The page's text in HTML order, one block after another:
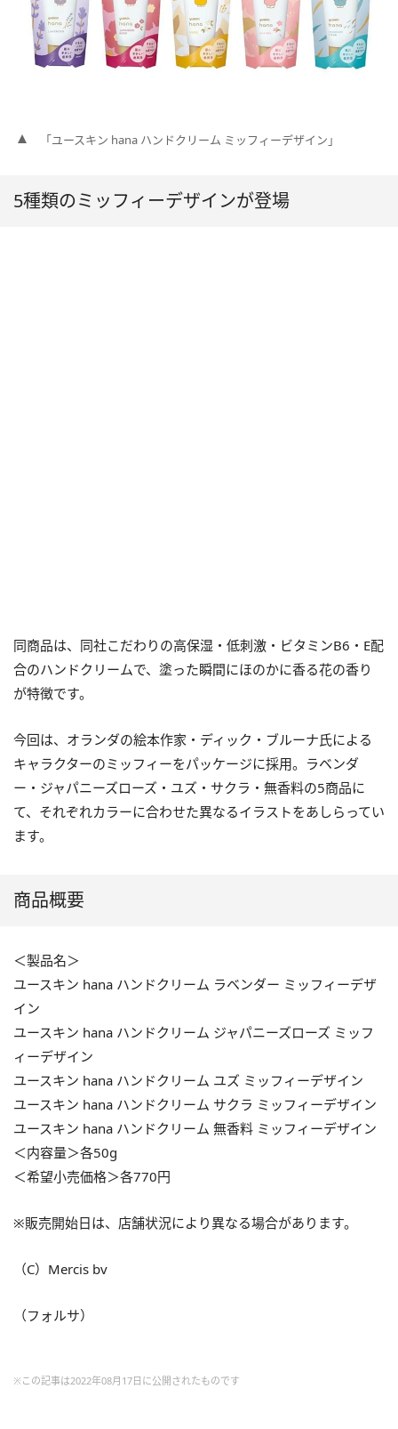
「ユースキン hana ハンドクリーム ミッフィーデザイン」
5種類のミッフィーデザインが登場
同商品は、同社こだわりの高保湿・低刺激・ビタミンB6・E配
合のハンドクリームで、塗った瞬間にほのかに香る花の香り
が特徴です。
今回は、オランダの絵本作家・ディック・ブルーナ氏による
キャラクターのミッフィーをパッケージに採用。ラベンダ
ー・ジャパニーズローズ・ユズ・サクラ・無香料の5商品に
て、それぞれカラーに合わせた異なるイラストをあしらってい
ます。
商品概要
＜製品名＞
ユースキン hana ハンドクリーム ラベンダー ミッフィーデザ
イン
ユースキン hana ハンドクリーム ジャパニーズローズ ミッフ
ィーデザイン
ユースキン hana ハンドクリーム ユズ ミッフィーデザイン
ユースキン hana ハンドクリーム サクラ ミッフィーデザイン
ユースキン hana ハンドクリーム 無香料 ミッフィーデザイン
＜内容量＞各50g
＜希望小売価格＞各770円
※販売開始日は、店舗状況により異なる場合があります。
（C）Mercis bv
（フォルサ）
※この記事は2022年08月17日に公開されたものです